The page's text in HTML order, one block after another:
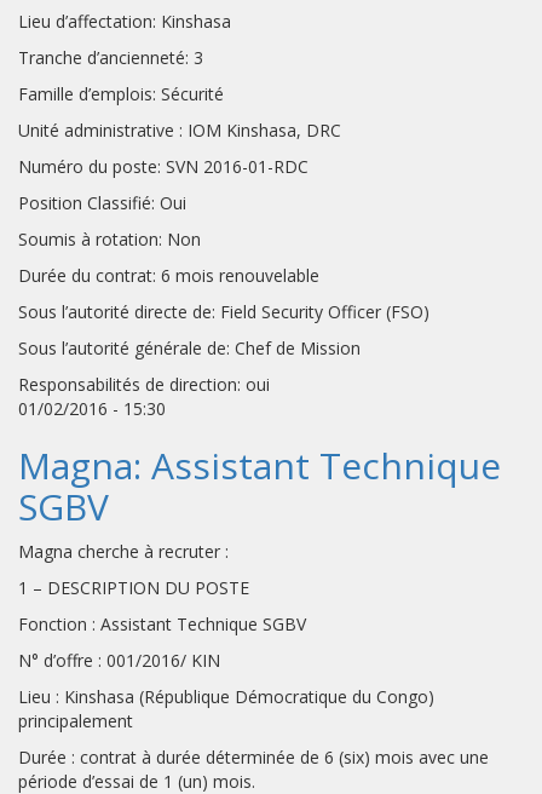
Lieu d’affectation: Kinshasa
Tranche d’ancienneté: 3
Famille d’emplois: Sécurité
Unité administrative : IOM Kinshasa, DRC
Numéro du poste: SVN 2016-01-RDC
Position Classifié: Oui
Soumis à rotation: Non
Durée du contrat: 6 mois renouvelable
Sous l’autorité directe de: Field Security Officer (FSO)
Sous l’autorité générale de: Chef de Mission
Responsabilités de direction: oui
01/02/2016 - 15:30
Magna: Assistant Technique
SGBV
Magna cherche à recruter :
1 – DESCRIPTION DU POSTE
Fonction : Assistant Technique SGBV
N° d’offre : 001/2016/ KIN
Lieu : Kinshasa (République Démocratique du Congo)
principalement
Durée : contrat à durée déterminée de 6 (six) mois avec une
période d’essai de 1 (un) mois.